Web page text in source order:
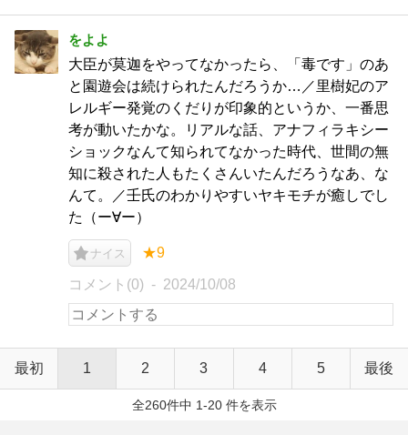
をよよ
大臣が莫迦をやってなかったら、「毒です」のあ
と園遊会は続けられたんだろうか…／里樹妃のア
レルギー発覚のくだりが印象的というか、一番思
考が動いたかな。リアルな話、アナフィラキシー
ショックなんて知られてなかった時代、世間の無
知に殺された人もたくさんいたんだろうなあ、な
んて。／壬氏のわかりやすいヤキモチが癒しでし
た（ー∀ー）
ナイス ★9
コメント(0) 2024/10/08
最初 1 2 3 4 5 最後
全260件中 1-20 件を表示